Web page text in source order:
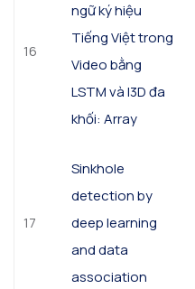
16
ngữ ký hiệu
Tiếng Việt trong
Video bằng
LSTM và I3D đa
khối: Array
17
Sinkhole
detection by
deep learning
and data
association